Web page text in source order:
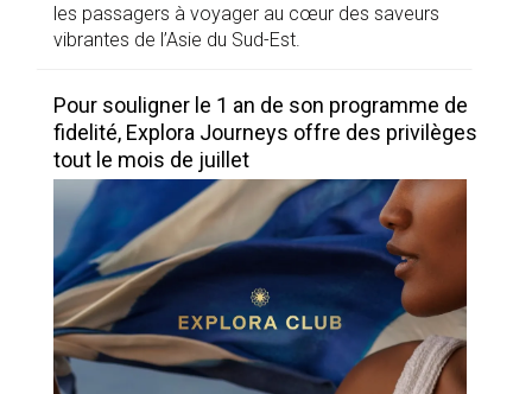
les passagers à voyager au cœur des saveurs
vibrantes de l’Asie du Sud-Est.
Pour souligner le 1 an de son programme de
fidelité, Explora Journeys offre des privilèges
tout le mois de juillet